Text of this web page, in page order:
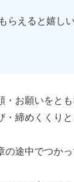
らえると嬉し
・お願いをと
締めくくりと
の途中でつかっ